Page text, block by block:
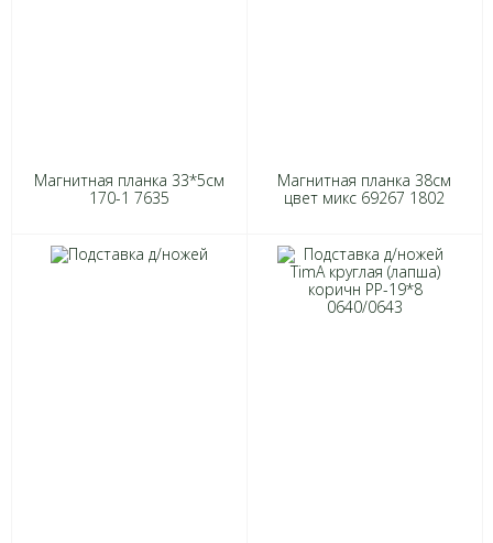
Магнитная планка 33*5см
170-1 7635
Магнитная планка 38см
цвет микс 69267 1802